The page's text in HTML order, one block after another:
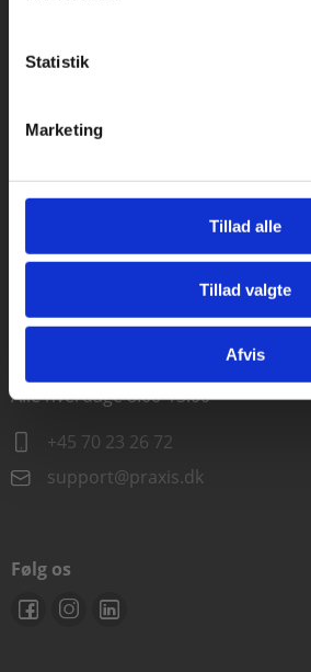
Statistik
Marketing
Tillad alle
Tillad valgte
Afvis
Rødekro
Kontakt kundeservice
+45 70 23 85 87
Kontakt teknisk support
Alle hverdage 8.00-15.00
+45 70 23 26 72
support@praxis.dk
Følg os
Gå til praxisOnline